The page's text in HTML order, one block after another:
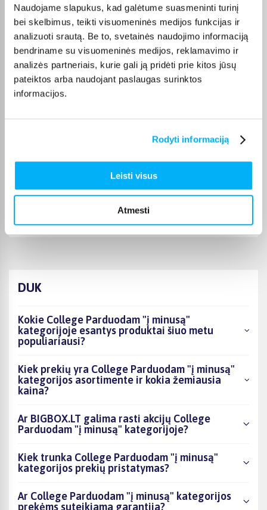
Naudojame slapukus, kad galėtume suasmeninti turinį
bei skelbimus, teikti visuomeninės medijos funkcijas ir
analizuoti srautą. Be to, svetainės naudojimo informaciją
bendriname su visuomeninės medijos, reklamavimo ir
analizės partneriais, kurie gali ją pridėti prie kitos jūsų
pateiktos arba naudojant paslaugas surinktos
informacijos.
Rodyti informaciją
Leisti visus
Atmesti
Kokybiškas. Pristatymas greitas. Rekomenduoju+++
Vahur T.
Patvirtintas pirkėjas
Pigus pasiūlymas
Kęstutis K.
Puiki kaina ir greitis, viršijo deklaruojamus.
Puiki komunikacija. Pristatymas vėlavo 1 darbo dieną, nes nebuvo
prekės. Bet pri ...
DUK
Kokie College Parduodam "į minusą"
kategorijoje esantys produktai šiuo metu
populiariausi?
Kiek prekių yra College Parduodam "į minusą"
kategorijos asortimente ir kokia žemiausia
kaina?
Ar BIGBOX.LT galima rasti akcijų College
Parduodam "į minusą" kategorijoje?
Kiek trunka College Parduodam "į minusą"
kategorijos prekių pristatymas?
Ar College Parduodam "į minusą" kategorijos
prekėms suteikiama garantija?